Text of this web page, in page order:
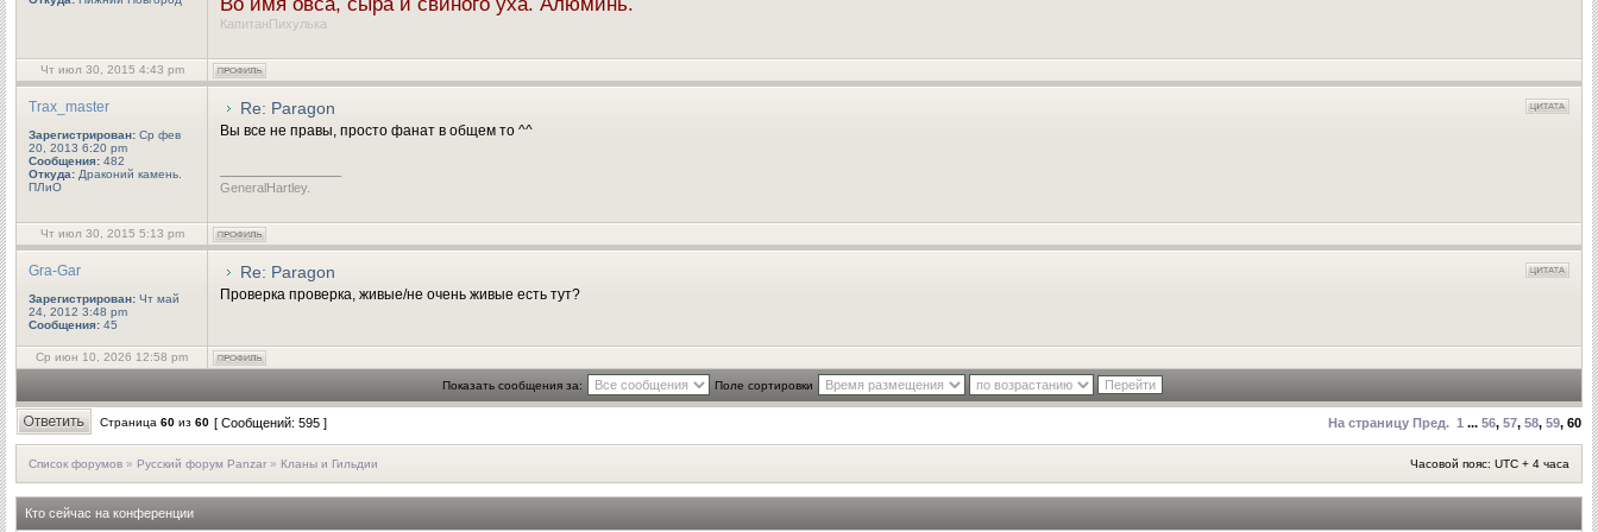
КапитанПихулька
Чт июл 30, 2015 4:43 pm
Trax_master
Зарегистрирован: Ср фев
20, 2013 6:20 pm
Сообщения: 482
Откуда: Драконий камень.
ПЛиО
Re: Paragon
Вы все не правы, просто фанат в общем то ^^
GeneralHartley.
Чт июл 30, 2015 5:13 pm
Gra-Gar
Зарегистрирован: Чт май
24, 2012 3:48 pm
Сообщения: 45
Re: Paragon
Проверка проверка, живые/не очень живые есть тут?
Ср июн 10, 2026 12:58 pm
Показать сообщения за: Поле сортировки
Страница 60 из 60 [ Сообщений: 595 ] На страницу Пред. 1 ... 56, 57, 58, 59, 60
Список форумов » Русский форум Panzar » Кланы и Гильдии Часовой пояс: UTC + 4 часа
Кто сейчас на конференции